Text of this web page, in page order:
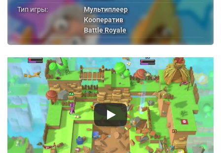
Тип игры:
Мультиплеер
Кооператив
Battle Royale